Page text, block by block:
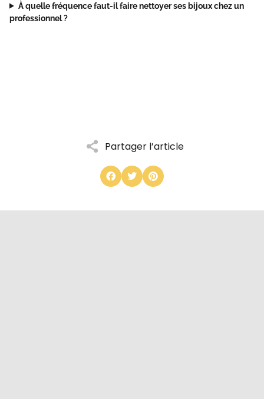
Partager l’article
À quelle fréquence faut-il faire nettoyer ses bijoux chez un
professionnel ?